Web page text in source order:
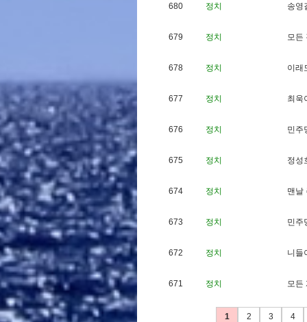
680 정치 송영
679 정치 모든
678 정치 이 래
677 정치 최 욱
676 정치 민주
675 정치 정성
674 정치 맨날
673 정치 민주
672 정치 니 들
671 정치 모든
1 2 3 4